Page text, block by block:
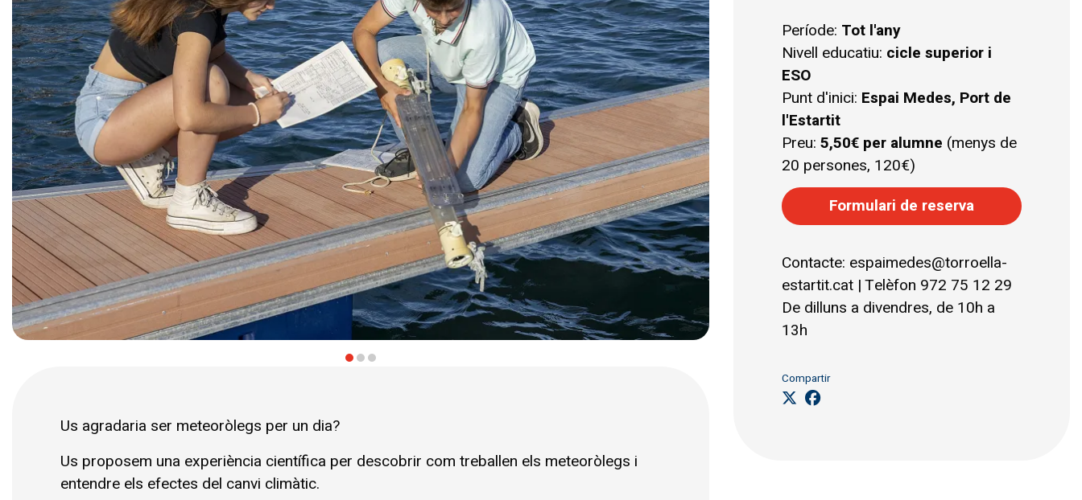
Període: Tot l'any
Nivell educatiu: cicle superior i
ESO
Punt d'inici: Espai Medes, Port de
l'Estartit
Preu: 5,50€ per alumne (menys de
20 persones, 120€)
Formulari de reserva
Contacte: espaimedes@torroella-
estartit.cat | Telèfon 972 75 12 29
De dilluns a divendres, de 10h a
13h
Compartir
Us agradaria ser meteoròlegs per un dia?
Us proposem una experiència científica per descobrir com treballen els meteoròlegs i
entendre els efectes del canvi climàtic.